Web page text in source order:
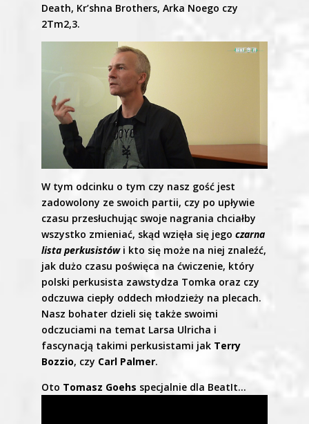
Death, Kr’shna Brothers, Arka Noego czy
2Tm2,3.
W tym odcinku o tym czy nasz gość jest
zadowolony ze swoich partii, czy po upływie
czasu przesłuchując swoje nagrania chciałby
wszystko zmieniać, skąd wzięła się jego czarna
lista perkusistówi kto się może na niej znaleźć,
jak dużo czasu poświęca na ćwiczenie, który
polski perkusista zawstydza Tomka oraz czy
odczuwa ciepły oddech młodzieży na plecach.
Nasz bohater dzieli się także swoimi
odczuciami na temat Larsa Ulricha i
fascynacją takimi perkusistami jak Terry
Bozzio, czy Carl Palmer.
Oto Tomasz Goehs specjalnie dla BeatIt…